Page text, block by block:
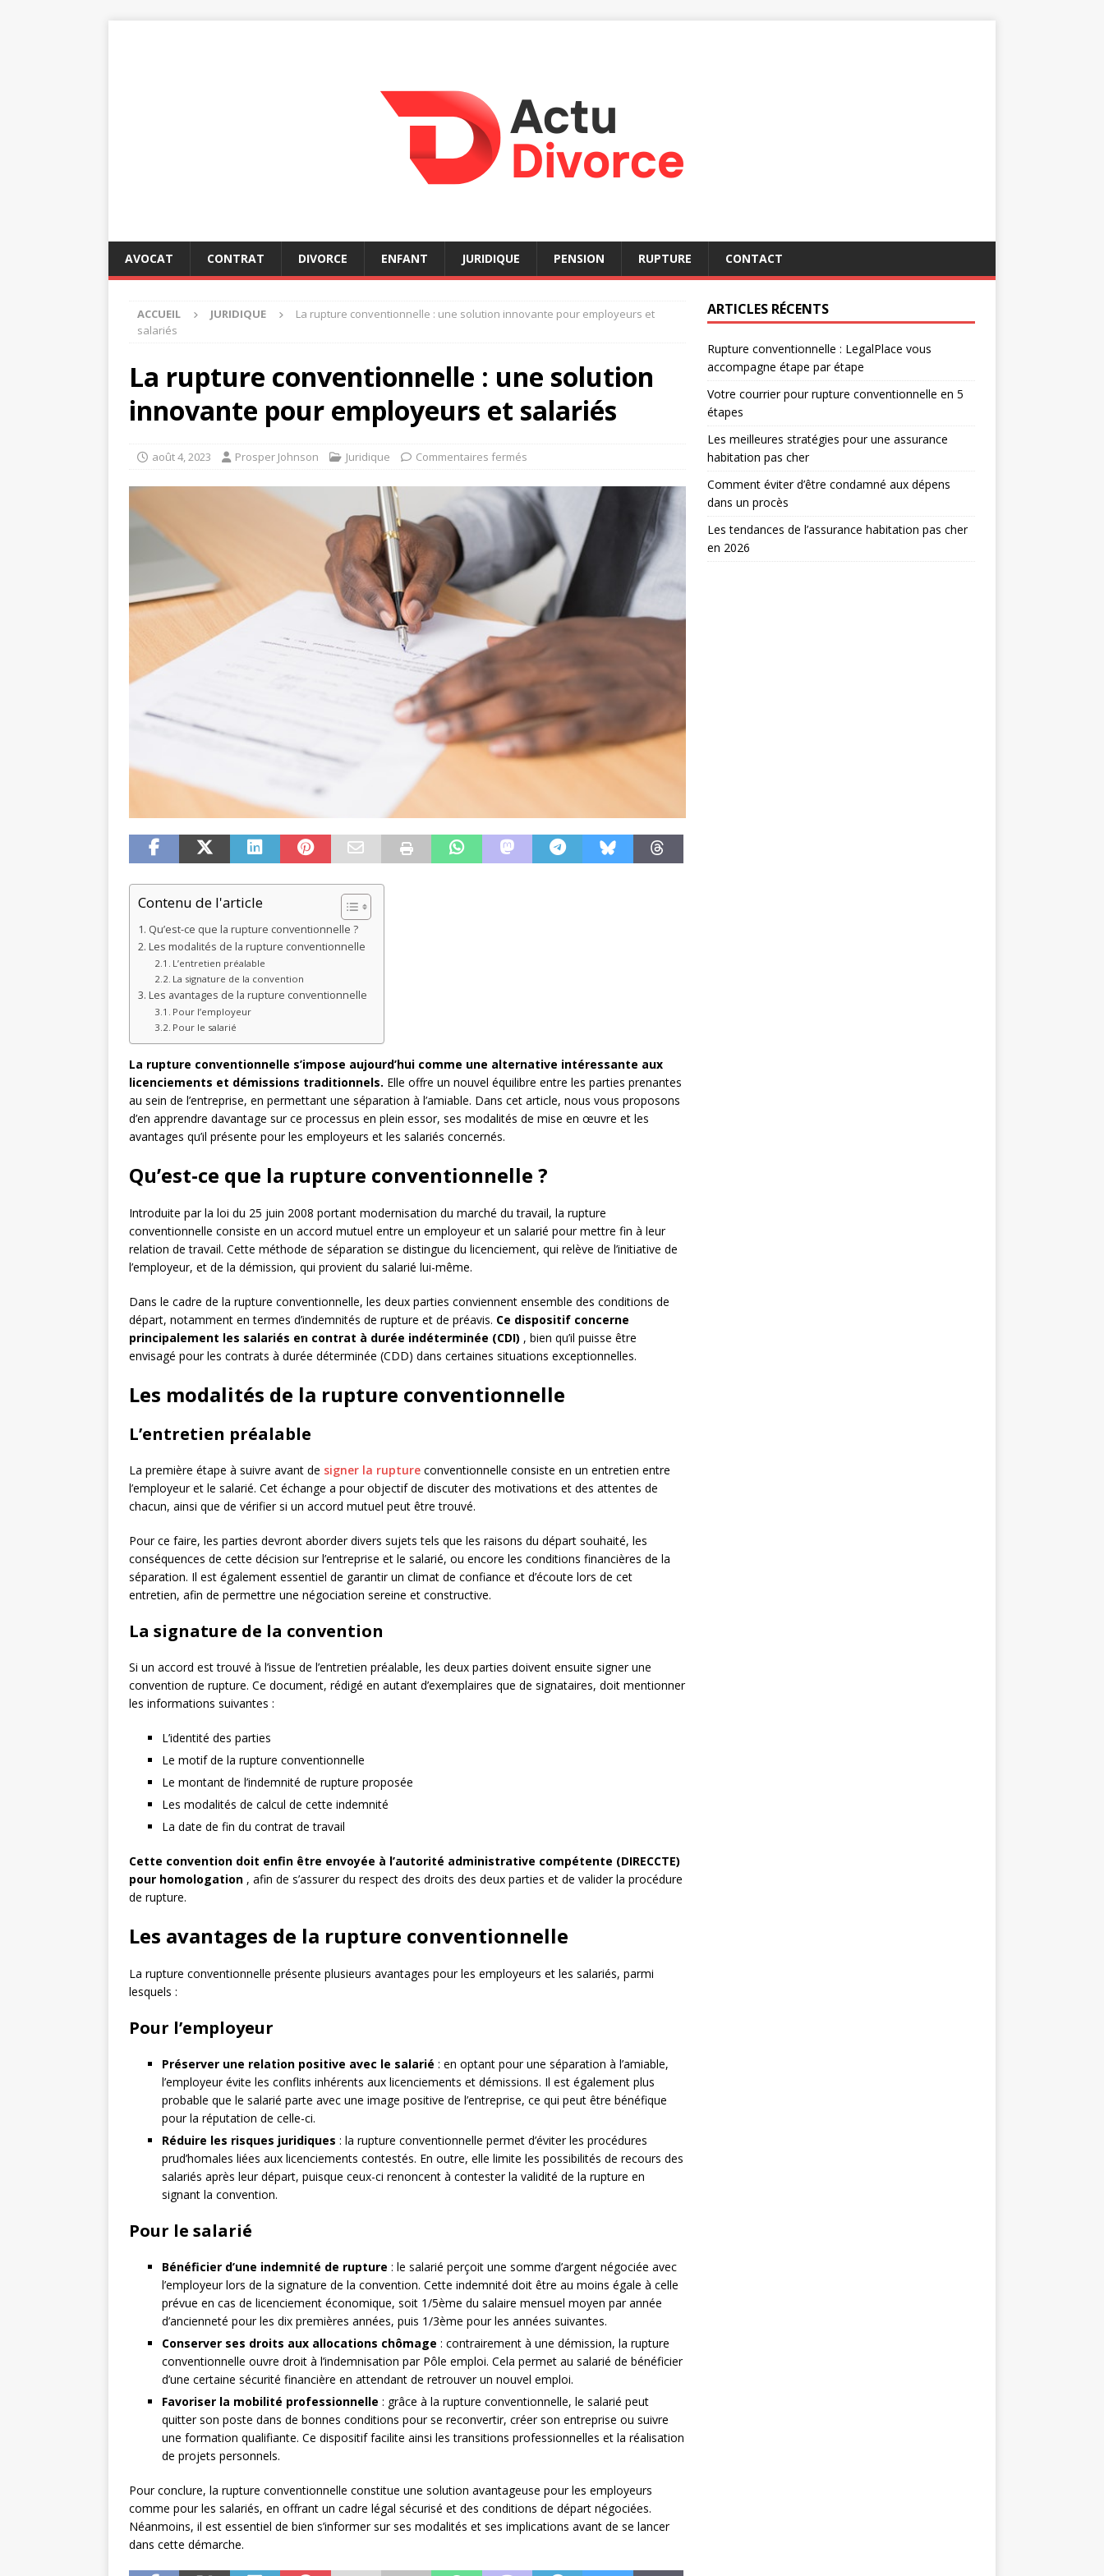
AVOCAT CONTRAT DIVORCE ENFANT JURIDIQUE PENSION RUPTURE CONTACT
ACCUEIL JURIDIQUE
La rupture conventionnelle : une solution innovante pour employeurs et
salariés
La rupture conventionnelle : une solution
innovante pour employeurs et salariés
août 4, 2023 Prosper Johnson Juridique Commentaires fermés
Contenu de l'article
Qu’est-ce que la rupture conventionnelle ?
Les modalités de la rupture conventionnelle
L’entretien préalable
La signature de la convention
Les avantages de la rupture conventionnelle
Pour l’employeur
Pour le salarié
La rupture conventionnelle s’impose aujourd’hui comme une alternative intéressante aux
licenciements et démissions traditionnels. Elle offre un nouvel équilibre entre les parties prenantes
au sein de l’entreprise, en permettant une séparation à l’amiable. Dans cet article, nous vous proposons
d’en apprendre davantage sur ce processus en plein essor, ses modalités de mise en œuvre et les
avantages qu’il présente pour les employeurs et les salariés concernés.
Qu’est-ce que la rupture conventionnelle ?
Introduite par la loi du 25 juin 2008 portant modernisation du marché du travail, la rupture
conventionnelle consiste en un accord mutuel entre un employeur et un salarié pour mettre fin à leur
relation de travail. Cette méthode de séparation se distingue du licenciement, qui relève de l’initiative de
l’employeur, et de la démission, qui provient du salarié lui-même.
Dans le cadre de la rupture conventionnelle, les deux parties conviennent ensemble des conditions de
départ, notamment en termes d’indemnités de rupture et de préavis. Ce dispositif concerne
principalement les salariés en contrat à durée indéterminée (CDI) , bien qu’il puisse être
envisagé pour les contrats à durée déterminée (CDD) dans certaines situations exceptionnelles.
Les modalités de la rupture conventionnelle
L’entretien préalable
La première étape à suivre avant de signer la rupture conventionnelle consiste en un entretien entre
l’employeur et le salarié. Cet échange a pour objectif de discuter des motivations et des attentes de
chacun, ainsi que de vérifier si un accord mutuel peut être trouvé.
Pour ce faire, les parties devront aborder divers sujets tels que les raisons du départ souhaité, les
conséquences de cette décision sur l’entreprise et le salarié, ou encore les conditions financières de la
séparation. Il est également essentiel de garantir un climat de confiance et d’écoute lors de cet
entretien, afin de permettre une négociation sereine et constructive.
La signature de la convention
Si un accord est trouvé à l’issue de l’entretien préalable, les deux parties doivent ensuite signer une
convention de rupture. Ce document, rédigé en autant d’exemplaires que de signataires, doit mentionner
les informations suivantes :
L’identité des parties
Le motif de la rupture conventionnelle
Le montant de l’indemnité de rupture proposée
Les modalités de calcul de cette indemnité
La date de fin du contrat de travail
Cette convention doit enfin être envoyée à l’autorité administrative compétente (DIRECCTE)
pour homologation , afin de s’assurer du respect des droits des deux parties et de valider la procédure
de rupture.
Les avantages de la rupture conventionnelle
La rupture conventionnelle présente plusieurs avantages pour les employeurs et les salariés, parmi
lesquels :
Pour l’employeur
Préserver une relation positive avec le salarié : en optant pour une séparation à l’amiable,
l’employeur évite les conflits inhérents aux licenciements et démissions. Il est également plus
probable que le salarié parte avec une image positive de l’entreprise, ce qui peut être bénéfique
pour la réputation de celle-ci.
Réduire les risques juridiques : la rupture conventionnelle permet d’éviter les procédures
prud’homales liées aux licenciements contestés. En outre, elle limite les possibilités de recours des
salariés après leur départ, puisque ceux-ci renoncent à contester la validité de la rupture en
signant la convention.
Pour le salarié
Bénéficier d’une indemnité de rupture : le salarié perçoit une somme d’argent négociée avec
l’employeur lors de la signature de la convention. Cette indemnité doit être au moins égale à celle
prévue en cas de licenciement économique, soit 1/5ème du salaire mensuel moyen par année
d’ancienneté pour les dix premières années, puis 1/3ème pour les années suivantes.
Conserver ses droits aux allocations chômage : contrairement à une démission, la rupture
conventionnelle ouvre droit à l’indemnisation par Pôle emploi. Cela permet au salarié de bénéficier
d’une certaine sécurité financière en attendant de retrouver un nouvel emploi.
Favoriser la mobilité professionnelle : grâce à la rupture conventionnelle, le salarié peut
quitter son poste dans de bonnes conditions pour se reconvertir, créer son entreprise ou suivre
une formation qualifiante. Ce dispositif facilite ainsi les transitions professionnelles et la réalisation
de projets personnels.
Pour conclure, la rupture conventionnelle constitue une solution avantageuse pour les employeurs
comme pour les salariés, en offrant un cadre légal sécurisé et des conditions de départ négociées.
Néanmoins, il est essentiel de bien s’informer sur ses modalités et ses implications avant de se lancer
dans cette démarche.
ARTICLES RÉCENTS
Rupture conventionnelle : LegalPlace vous
accompagne étape par étape
Votre courrier pour rupture conventionnelle en 5
étapes
Les meilleures stratégies pour une assurance
habitation pas cher
Comment éviter d’être condamné aux dépens
dans un procès
Les tendances de l’assurance habitation pas cher
en 2026